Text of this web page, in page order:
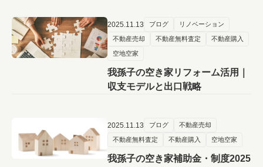
2025.11.13 ブログ リノベーション
不動産売却 不動産無料査定 不動産購入
空地空家
我孫子の空き家リフォーム活用｜
収支モデルと出口戦略
2025.11.13 ブログ 不動産売却
不動産無料査定 不動産購入 空地空家
我孫子の空き家補助金・制度2025